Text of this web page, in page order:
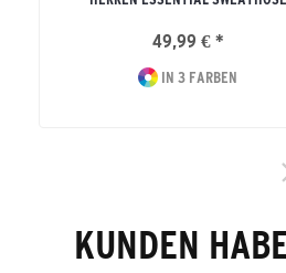
49,99 € *
IN 3 FARBEN
KUNDEN